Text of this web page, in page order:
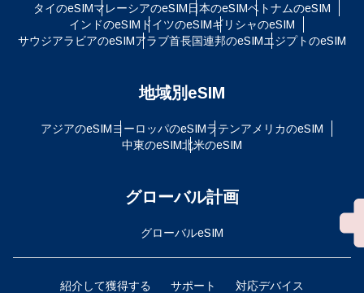
タイのeSIMマレーシアのeSIM日本のeSIMベトナムのeSIM
インドのeSIM ドイツのeSIMギリシャのeSIM
サウジアラビアのeSIMアラブ首長国連邦のeSIMエジプトのeSIM
地域別eSIM
アジアのeSIMヨーロッパのeSIMラテンアメリカのeSIM
中東のeSIM北米のeSIM
グローバル計画
グローバルeSIM
紹介して獲得する サポート 対応デバイス